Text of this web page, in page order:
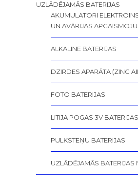
UZLĀDĒJAMĀS BATERIJAS
AKUMULATORI
UN AVĀRIJAS
ALKALINE BATERIJAS
DZIRDES APARĀTA (ZINC
FOTO BATERIJAS
LITIJA POGAS 3V BATERIJAS
PULKSTEŅU BATERIJAS
UZLĀDĒJAMĀS BATERIJAS